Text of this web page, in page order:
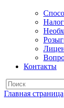
Контакты
Главная страница